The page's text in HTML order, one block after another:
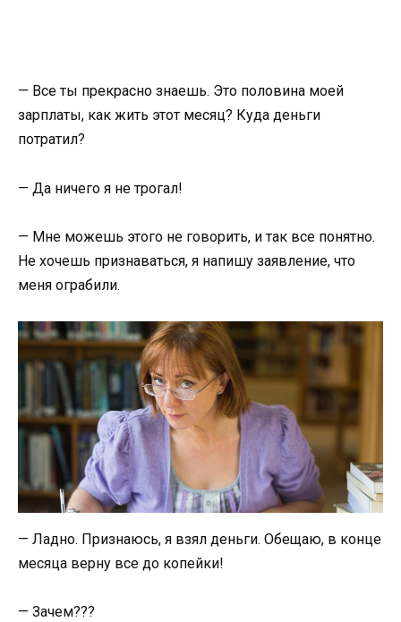
— Все ты прекрасно знаешь. Это половина моей
зарплаты, как жить этот месяц? Куда деньги
потратил?
— Да ничего я не трогал!
— Мне можешь этого не говорить, и так все понятно.
Не хочешь признаваться, я напишу заявление, что
меня ограбили.
— Ладно. Признаюсь, я взял деньги. Обещаю, в конце
месяца верну все до копейки!
— Зачем???